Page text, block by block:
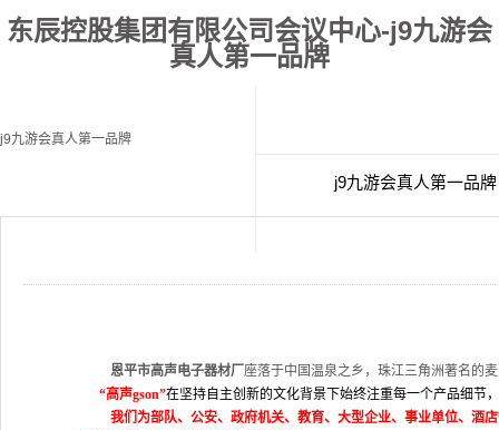
东辰控股集团有限公司会议中心-j9九游会
真人第一品牌
j9九游会真人第一品牌
j9九游会真人第一品牌
恩平市高声电子器材厂座落于中国温泉之乡，珠江三角洲著名的
“高声gson”在坚持自主创新的文化背景下始终注重每一个产品细节
我们为部队、公安、政府机关、教育、大型企业、事业单位、酒